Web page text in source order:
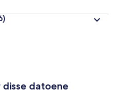
datoene